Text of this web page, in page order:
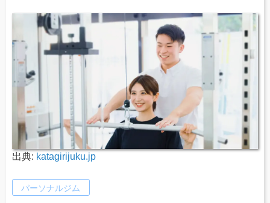
出典: katagirijuku.jp
パーソナルジム